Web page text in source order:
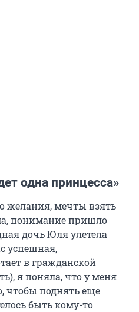
одна принцесса»
желания, мечты взять
понимание пришло
дочь Юля улетела
успешная,
в гражданской
я поняла, что у меня
чтобы поднять еще
быть кому-то